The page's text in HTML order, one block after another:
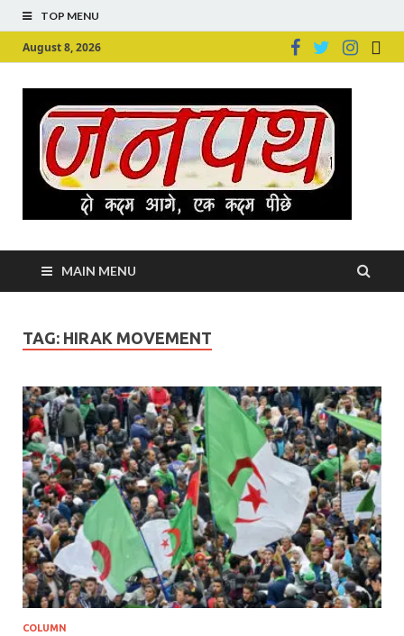
TOP MENU
August 8, 2026
MAIN MENU
TAG: HIRAK MOVEMENT
COLUMN